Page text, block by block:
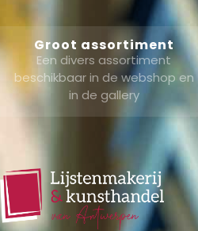
Groot assortiment
Een divers assortiment
beschikbaar in de webshop en
in de gallery